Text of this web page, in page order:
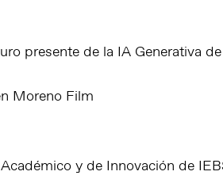
presente de la IA Generativa de
Moreno Film
y de Innovación de